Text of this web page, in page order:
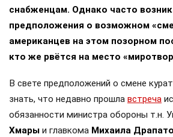
снабженцам. Однако часто
предположения о возможном
американцев на этом позорном
кто же рвётся на место
В свете предположений о смене
знать, что недавно прошла встреча
обязанности министра обороны т.н.
Хмары и главкома Михаила